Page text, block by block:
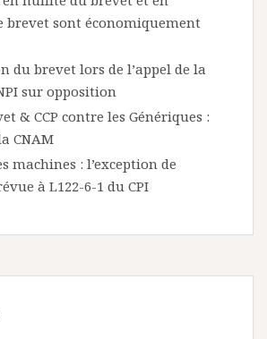
brevet sont économiquement
du brevet lors de l’appel de la
sur opposition
& CCP contre les Génériques :
CNAM
machines : l’exception de
à L122-6-1 du CPI